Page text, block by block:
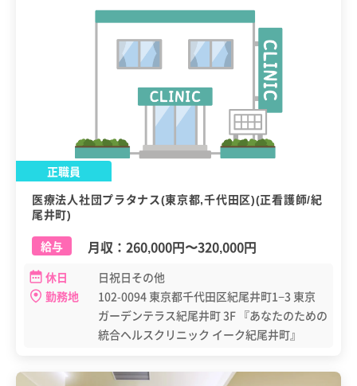
正職員
医療法人社団プラタナス(東京都,千代田区)(正看護師/紀
尾井町)
給与
月収： 260,000円〜320,000円
休日
日祝日その他
勤務地
102-0094 東京都千代田区紀尾井町1−3 東京
ガーデンテラス紀尾井町 3F 『あなたのための
統合ヘルスクリニック イーク紀尾井町』